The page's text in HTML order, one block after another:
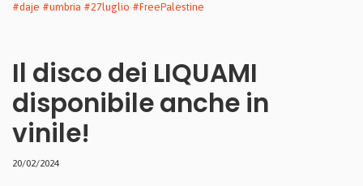
#daje #umbria #27luglio #FreePalestine
Il disco dei LIQUAMI
disponibile anche in
vinile!
20/02/2024